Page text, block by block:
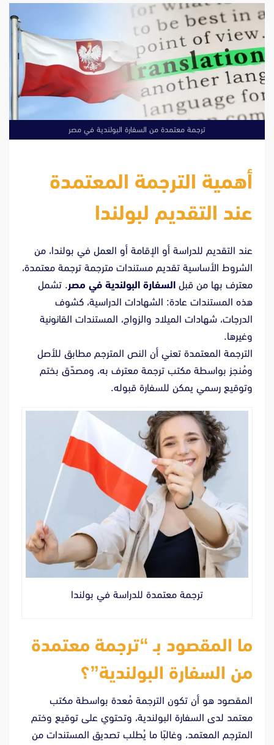
ترجمة معتمدة من السفارة البولندية في مصر
أهمية الترجمة المعتمدة
عند التقديم لبولندا
عند التقديم للدراسة أو الإقامة أو العمل في بولندا، من
الشروط الأساسية تقديم مستندات مترجمة ترجمة معتمدة،
معترف بها من قبل السفارة البولندية في مصر. تشمل
هذه المستندات عادة: الشهادات الدراسية، كشوف
الدرجات، شهادات الميلاد والزواج، المستندات القانونية
وغيرها.
الترجمة المعتمدة تعني أن النص المترجم مطابق للأصل
ومُنجز بواسطة مكتب ترجمة معترف به، ومصدّق بختم
وتوقيع رسمي يمكن للسفارة قبوله.
ترجمة معتمدة للدراسة في بولندا
ما المقصود بـ “ترجمة معتمدة
من السفارة البولندية”؟
المقصود هو أن تكون الترجمة مُعدة بواسطة مكتب
معتمد لدى السفارة البولندية، وتحتوي على توقيع وختم
المترجم المعتمد، وغالبًا ما يُطلب تصديق المستندات من